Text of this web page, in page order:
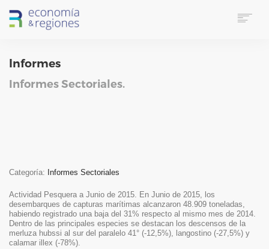
SOBRE E&R
Informes
Informes Sectoriales.
Categoría: Informes Sectoriales
Actividad Pesquera a Junio de 2015. En Junio de 2015, los
desembarques de capturas marítimas alcanzaron 48.909 toneladas,
habiendo registrado una baja del 31% respecto al mismo mes de 2014.
Dentro de las principales especies se destacan los descensos de la
merluza hubssi al sur del paralelo 41° (-12,5%), langostino (-27,5%) y
calamar illex (-78%).